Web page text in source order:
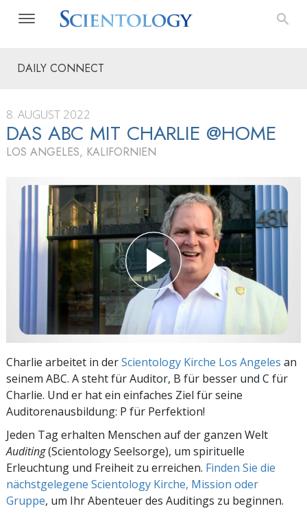
DAILY CONNECT
8. AUGUST 2022
DAS ABC MIT CHARLIE @HOME
LOS ANGELES, KALIFORNIEN
Charlie arbeitet in derScientology Kirche Los Angeles an
seinem ABC. A steht für Auditor, B für besser und C für
Charlie. Und er hat ein einfaches Ziel für seine
Auditorenausbildung: P für Perfektion!
Jeden Tag erhalten Menschen auf der ganzen Welt
Auditing(Scientology Seelsorge), um spirituelle
Erleuchtung und Freiheit zu erreichen. Finden Sie die
nächstgelegene Scientology Kirche, Mission oder
Gruppe, um Ihr Abenteuer des Auditings zu beginnen.